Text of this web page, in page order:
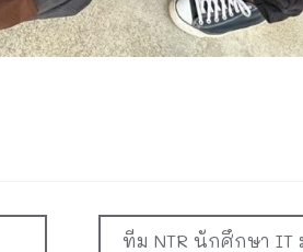
ทีม NTR นักศึกษา IT